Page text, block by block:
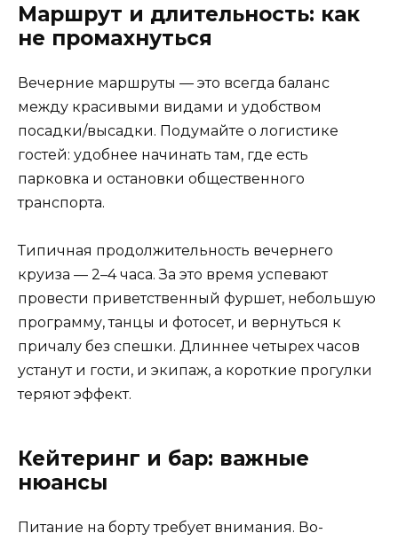
Маршрут и длительность: как
не промахнуться
Вечерние маршруты — это всегда баланс
между красивыми видами и удобством
посадки/высадки. Подумайте о логистике
гостей: удобнее начинать там, где есть
парковка и остановки общественного
транспорта.
Типичная продолжительность вечернего
круиза — 2–4 часа. За это время успевают
провести приветственный фуршет, небольшую
программу, танцы и фотосет, и вернуться к
причалу без спешки. Длиннее четырех часов
устанут и гости, и экипаж, а короткие прогулки
теряют эффект.
Кейтеринг и бар: важные
нюансы
Питание на борту требует внимания. Во-